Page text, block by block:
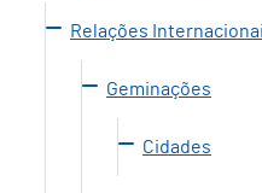
Relações
Geminações
Cidades